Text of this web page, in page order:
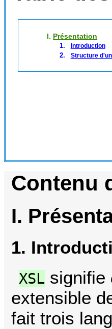
I. Présentation
Introduction
Structure
Contenu
I.
1.
XSLsignifie
extensible
fait trois